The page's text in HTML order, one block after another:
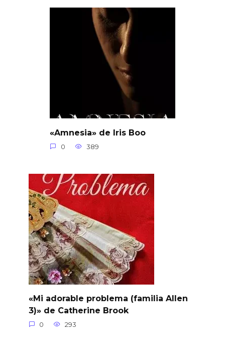
«Amnesia» de Iris Boo
0 389
«Mi adorable problema (familia Allen
3)» de Catherine Brook
0 293